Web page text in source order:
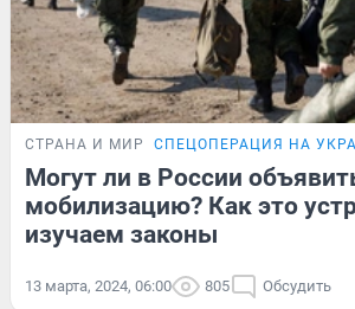
СТРАНА И МИР СПЕЦОПЕРАЦИЯ НА
Могут ли в России
мобилизацию? Как это
изучаем законы
13 марта, 2024, 06:00 805 Обсудить